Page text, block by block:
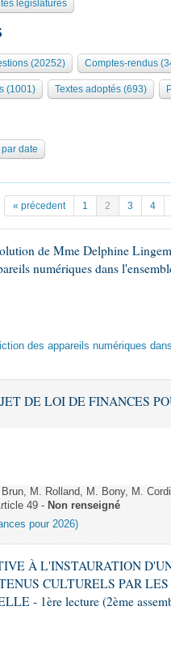
Bureau Collège des
... )
législatures
(20252) Comptes-rendus
(1001) Textes adoptés (693)
date
« précedent 1 2 3 4
de Mme Delphine
numériques dans
des appareils numériques
DE LOI DE FINANCES
M. Rolland, M. Bony, M.
49 - Non renseigné
pour 2026)
À L'INSTAURATION
CULTURELS PAR LES
- 1ère lecture (2ème